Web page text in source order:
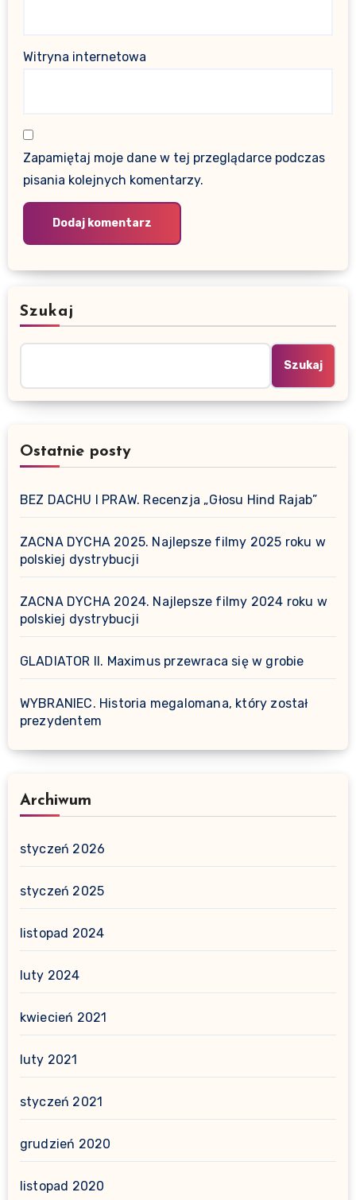
Witryna internetowa
Zapamiętaj moje dane w tej przeglądarce podczas
pisania kolejnych komentarzy.
Szukaj
Szukaj
Ostatnie posty
BEZ DACHU I PRAW. Recenzja „Głosu Hind Rajab”
ZACNA DYCHA 2025. Najlepsze filmy 2025 roku w
polskiej dystrybucji
ZACNA DYCHA 2024. Najlepsze filmy 2024 roku w
polskiej dystrybucji
GLADIATOR II. Maximus przewraca się w grobie
WYBRANIEC. Historia megalomana, który został
prezydentem
Archiwum
styczeń 2026
styczeń 2025
listopad 2024
luty 2024
kwiecień 2021
luty 2021
styczeń 2021
grudzień 2020
listopad 2020